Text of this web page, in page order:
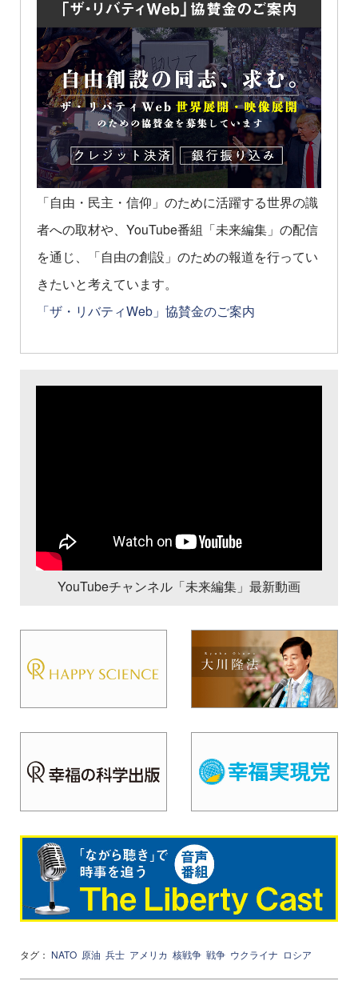
「自由・民主・信仰」のために活躍する世界の識
者への取材や、YouTube番組「未来編集」の配信
を通じ、「自由の創設」のための報道を行ってい
きたいと考えています。
「ザ・リバティWeb」協賛金のご案内
YouTubeチャンネル「未来編集」最新動画
タグ： NATO 原油 兵士 アメリカ 核戦争 戦争 ウクライナ ロシア